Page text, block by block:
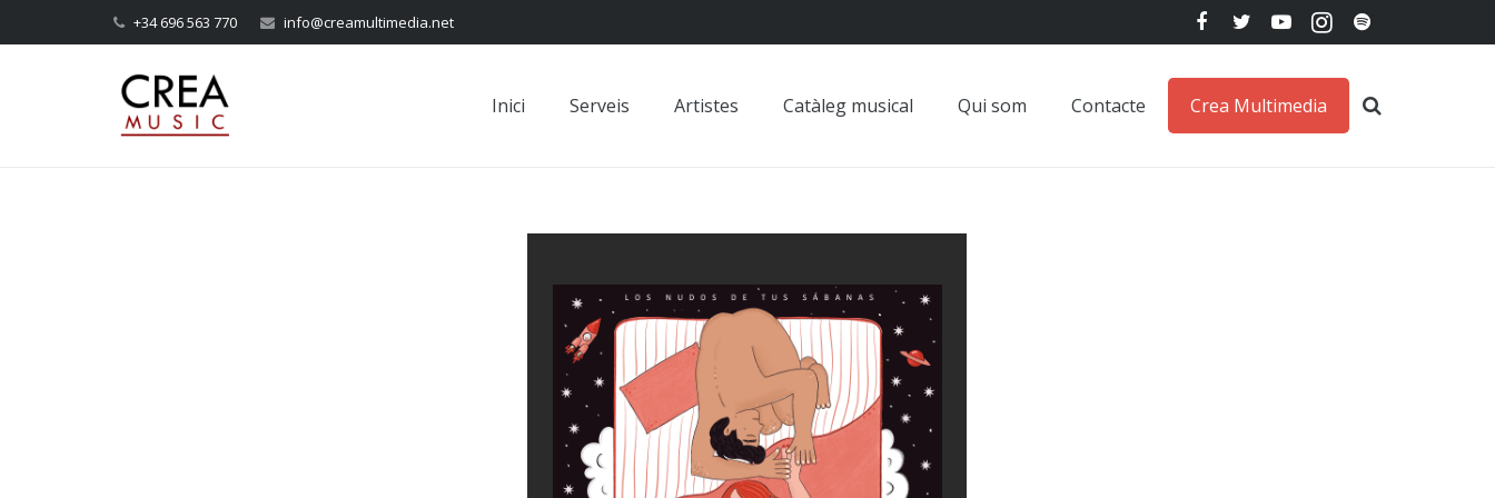
+34 696 563 770 info@creamultimedia.net
Inici Serveis Artistes Catàleg musical Qui som Contacte Crea Multimedia